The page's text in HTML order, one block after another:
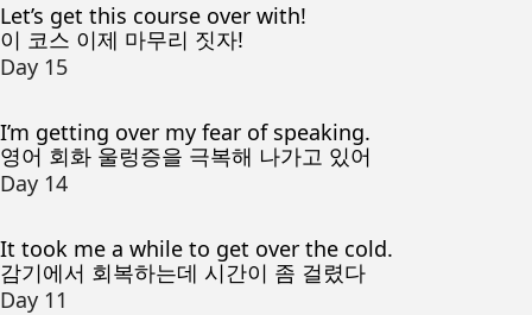
Let’s get this course over with!
이 코스 이제 마무리 짓자!
Day 15
I’m getting over my fear of speaking.
영어 회화 울렁증을 극복해 나가고 있어
Day 14
It took me a while to get over the cold.
감기에서 회복하는데 시간이 좀 걸렸다
Day 11